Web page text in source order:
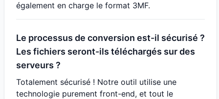
également en charge le format 3MF.
Le processus de conversion est-il sécurisé ?
Les fichiers seront-ils téléchargés sur des
serveurs ?
Totalement sécurisé ! Notre outil utilise une
technologie purement front-end, et tout le